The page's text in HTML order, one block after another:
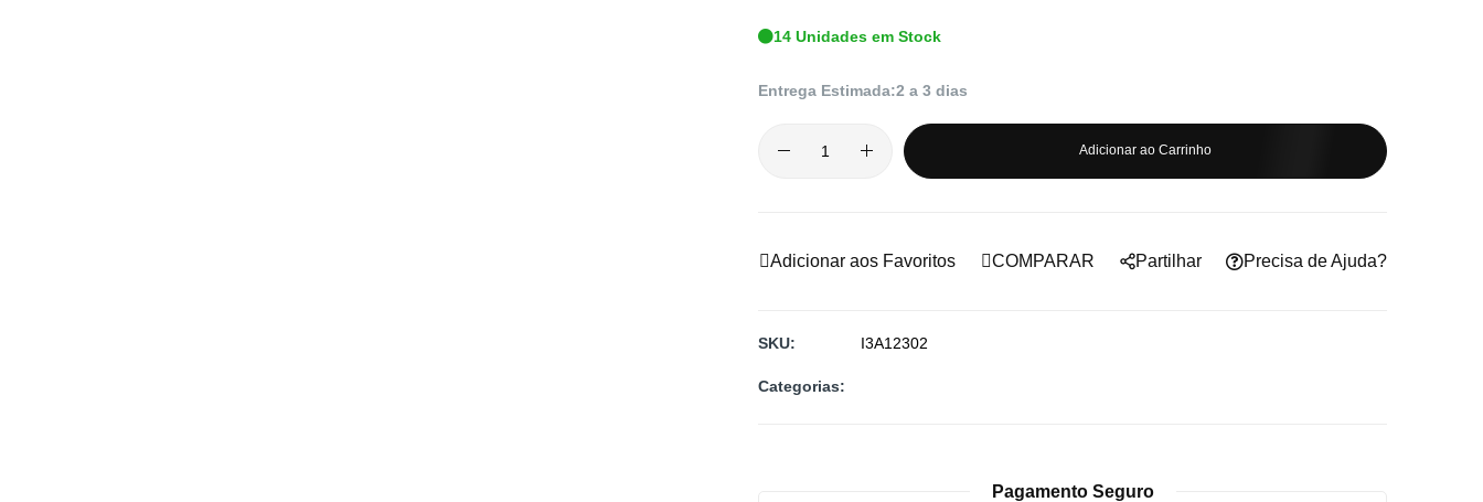
14 Unidades em Stock
Entrega Estimada:2 a 3 dias
Adicionar ao Carrinho
Adicionar aos Favoritos COMPARAR Precisa de Ajuda?
Partilhar
SKU I3A12302
Categorias:
Pagamento Seguro